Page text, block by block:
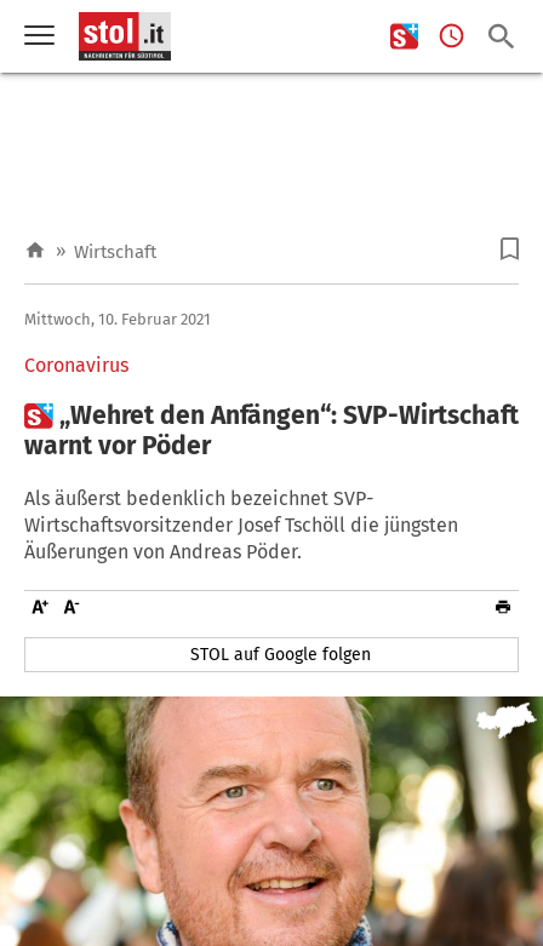
» Wirtschaft
Coronavirus
Mittwoch, 10. Februar 2021
„Wehret den Anfängen“: SVP-Wirtschaft
warnt vor Pöder
Als äußerst bedenklich bezeichnet SVP-
Wirtschaftsvorsitzender Josef Tschöll die jüngsten
Äußerungen von Andreas Pöder.
STOL auf Google folgen